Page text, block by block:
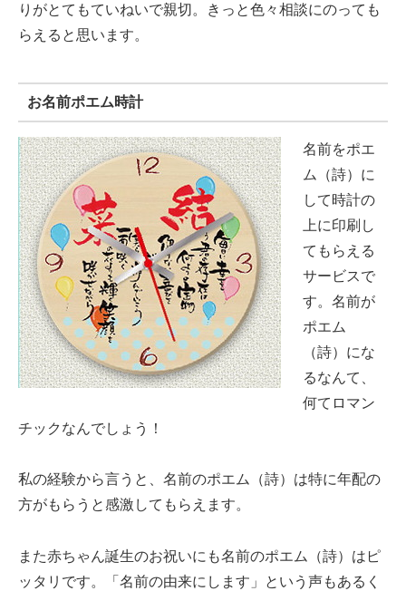
りがとてもていねいで親切。きっと色々相談にのっても
らえると思います。
お名前ポエム時計
名前をポエ
ム（詩）に
して時計の
上に印刷し
てもらえる
サービスで
す。名前が
ポエム
（詩）にな
るなんて、
何てロマン
チックなんでしょう！
私の経験から言うと、名前のポエム（詩）は特に年配の
方がもらうと感激してもらえます。
また赤ちゃん誕生のお祝いにも名前のポエム（詩）はピ
ッタリです。「名前の由来にします」という声もあるく